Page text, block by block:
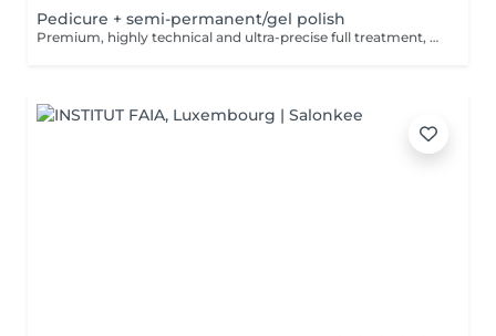
Pedicure + semi-permanent/gel polish
Premium, highly technical and ultra-precise full treatment, performed mainly with an e-file to achieve a perfectly clean nail contour and apply the polish as close as possible, even slightly under the cuticle. This technique helps visually delay the regrowth by around 10 days. Visual result: -Extremely well-groomed nails, clean contours, flawless shape -Instagram / photo studio effect: neat, precise, with no visible dry skin A perfect solution for flawless and long-lasting nails: -The average durability is 6 weeks!! Service content: -Removal of old semi-permanent and/or gel polish (if needed, already include in this price/service) -Very meticulous preparation of the nail plate -Shape and file nails -Gentle cuticle care -Removal of dead skin -Heels are cleaned -Application of semi-permanent nail polish -Application of cuticle oil and feet cream Optional : -Price per nail for nail art on up to 5 nails (if so please book "WITH simple design") +3€/nail -Price for simple design (French, Chrome, Baby Boomer, Cat Eyes, Stickers, Foil) 6-10 nails -> +20€ -Price for complex design (3D, Hand drawings, Stamping, French with Chrome, Baby Boomer with Chrome, French with Cat Eyes) 6-10 nails -> +30€ -Price per nail extension/reconstruction, maximum 2 nails (if so please book "WITH extension/reconstruction") +10€/nail